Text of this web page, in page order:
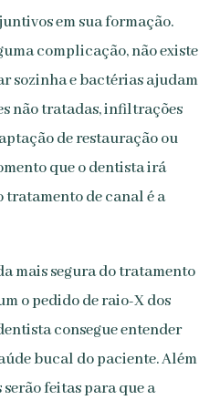
em sua formação.
complicação, não existe
sozinha e bactérias ajudam
não tratadas, infiltrações
de restauração ou
que o dentista irá
de canal é a
mais segura do tratamento
o pedido de raio-X dos
consegue entender
bucal do paciente. Além
feitas para que a